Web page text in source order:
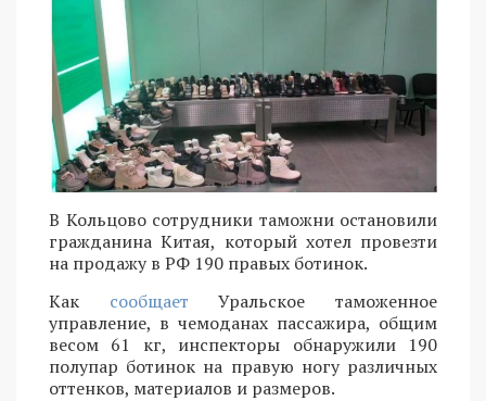
В Кольцово сотрудники таможни остановили
гражданина Китая, который хотел провезти
на продажу в РФ 190 правых ботинок.
Как сообщает Уральское таможенное
управление, в чемоданах пассажира, общим
весом 61 кг, инспекторы обнаружили 190
полупар ботинок на правую ногу различных
оттенков, материалов и размеров.